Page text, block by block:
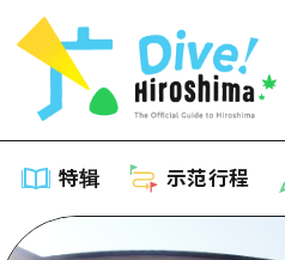
特辑 示范行程